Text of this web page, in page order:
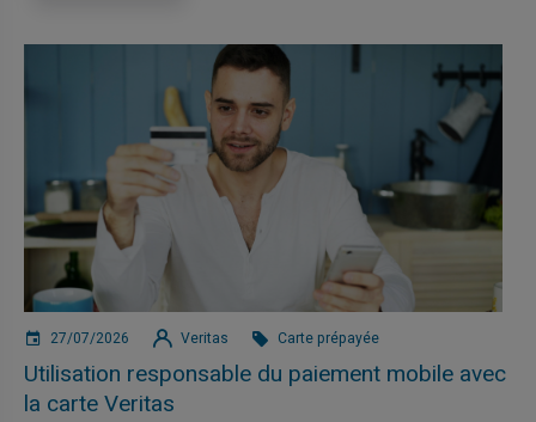
27/07/2026 Veritas Carte prépayée
Utilisation responsable du paiement mobile avec
la carte Veritas